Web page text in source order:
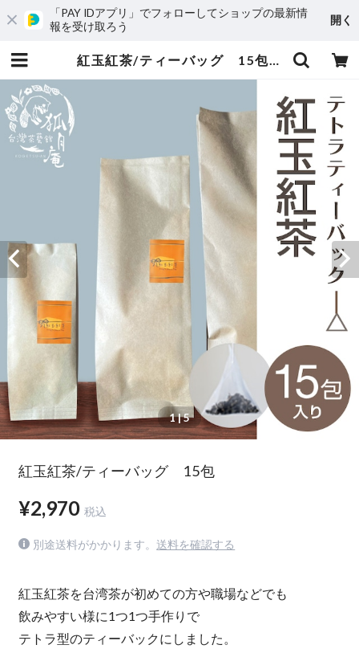
「PAY IDアプリ」でフォローしてショップの最新情
報を受け取ろう
開く
紅玉紅茶/ティーバッグ 15包 | 台湾茶藝館 台湾茶カフェ 狐月庵
1| 5
紅玉紅茶/ティーバッグ 15包
¥2,970 税込
別途送料がかかります。 送料を確認する
紅玉紅茶を台湾茶が初めての方や職場などでも
飲みやすい様に1つ1つ手作りで
テトラ型のティーバックにしました。